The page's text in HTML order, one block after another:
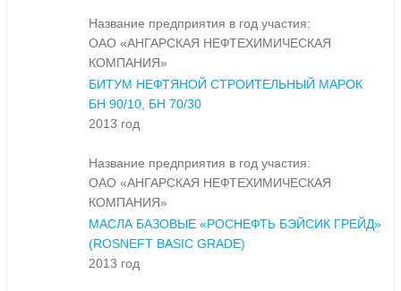
Название предприятия в год участия:
ОАО «АНГАРСКАЯ НЕФТЕХИМИЧЕСКАЯ
КОМПАНИЯ»
БИТУМ НЕФТЯНОЙ СТРОИТЕЛЬНЫЙ МАРОК
БН 90/10, БН 70/30
2013 год
Название предприятия в год участия:
ОАО «АНГАРСКАЯ НЕФТЕХИМИЧЕСКАЯ
КОМПАНИЯ»
МАСЛА БАЗОВЫЕ «РОСНЕФТЬ БЭЙСИК ГРЕЙД»
(ROSNEFT BASIC GRADE)
2013 год